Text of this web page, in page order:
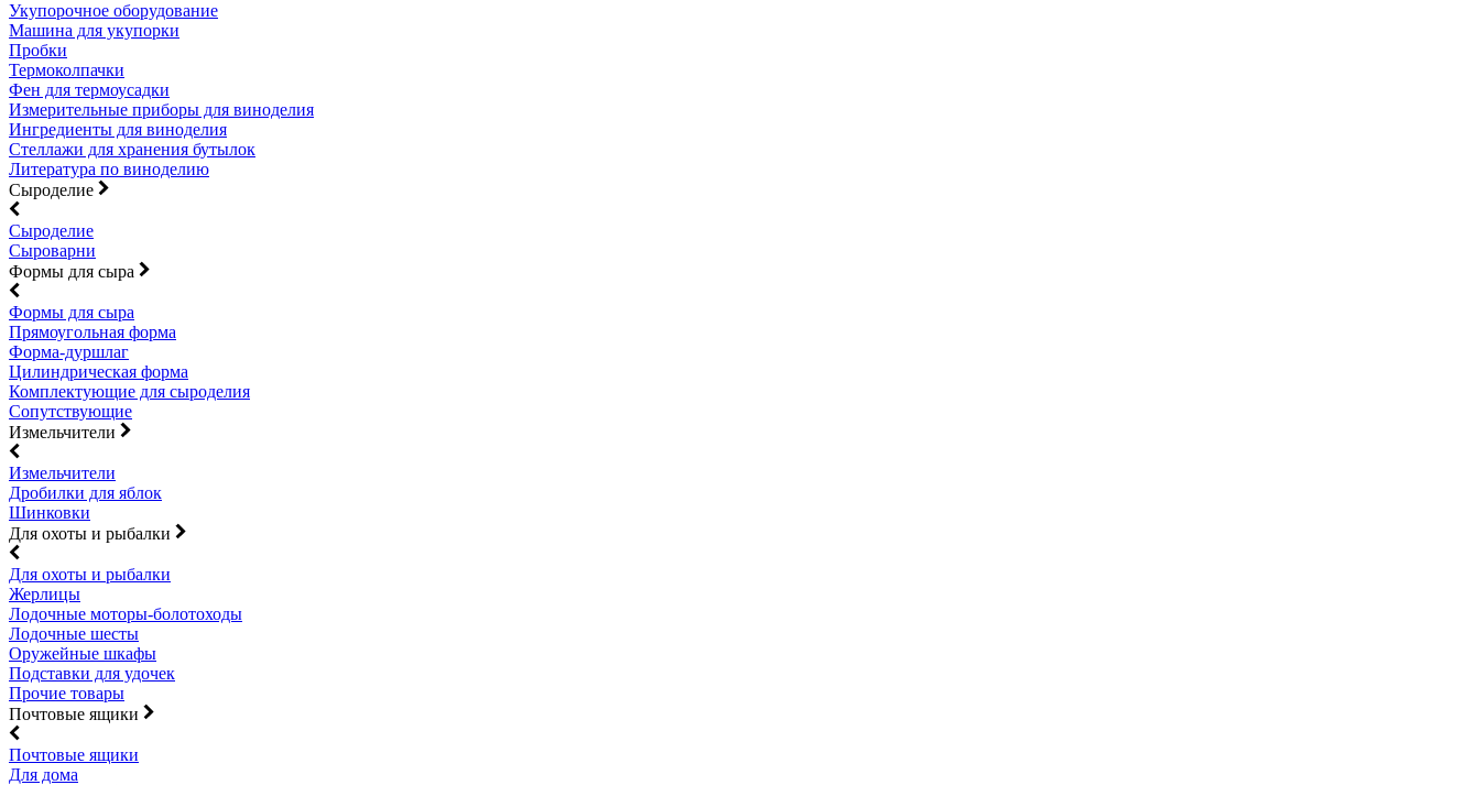
Укупорочное оборудование
Машина для укупорки
Пробки
Термоколпачки
Фен для термоусадки
Измерительные приборы для виноделия
Ингредиенты для виноделия
Стеллажи для хранения бутылок
Литература по виноделию
Сыроделие
Сыроделие
Сыроварни
Формы для сыра
Формы для сыра
Прямоугольная форма
Форма-дуршлаг
Цилиндрическая форма
Комплектующие для сыроделия
Сопутствующие
Измельчители
Измельчители
Дробилки для яблок
Шинковки
Для охоты и рыбалки
Для охоты и рыбалки
Жерлицы
Лодочные моторы-болотоходы
Лодочные шесты
Оружейные шкафы
Подставки для удочек
Прочие товары
Почтовые ящики
Почтовые ящики
Для дома